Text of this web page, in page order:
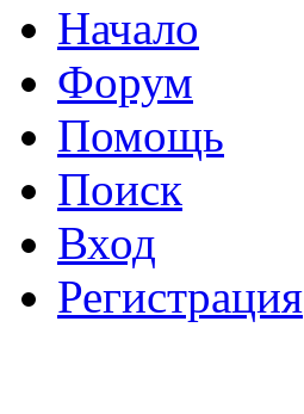
Начало
Форум
Помощь
Поиск
Вход
Регистрация